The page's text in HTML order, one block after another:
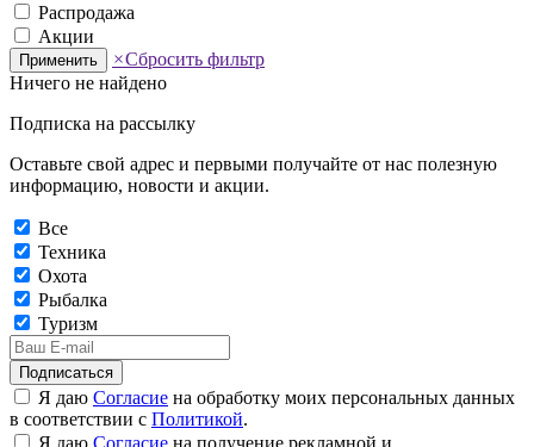
Распродажа
Акции
Применить ×Сбросить фильтр
Ничего не найдено
Подписка на рассылку
Оставьте свой адрес и первыми получайте от нас полезную
информацию, новости и акции.
Все
Техника
Охота
Рыбалка
Туризм
Подписаться
Я даю Согласие на обработку моих персональных данных
в соответствии с Политикой.
Я даю Согласие на получение рекламной и